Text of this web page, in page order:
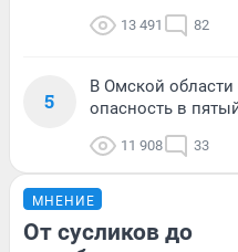
13 491 82
5
В Омской
опасность в
11 908 33
МНЕНИЕ
От сусликов до